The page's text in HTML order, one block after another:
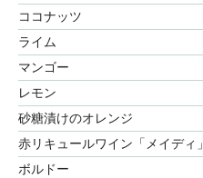
ココナッツ
ライム
マンゴー
レモン
砂糖漬けのオレンジ
赤リキュールワイン「メイディ」
ボルドー